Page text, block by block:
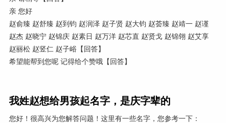
亲 您好
赵俞臻 赵舒臻 赵到钧 赵润泽 赵子贤 赵大钧 赵荟臻 赵靖一 赵谨
赵杰 赵晓宁 赵锦庆 赵素日 赵万洋 赵芯直 赵贤戈 赵锦翎 赵艾享
赵丽松 赵竖仁 赵子峪【回答】
希望能帮到您呢 记得给个赞哦【回答】
我姓赵想给男孩起名字，是庆字辈的
您好！很高兴为您解答问题！这里有一些名字，您参考一下：